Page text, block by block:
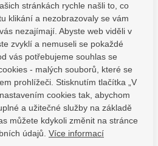
dotazy?
nás
stránkách rychle našli to, co
klikání a nezobrazovaly se vám
nezajímají. Abyste web viděli v
zvyklí a nemuseli se pokaždé
vás potřebujeme souhlas se
- malých souborů, které se
prohlížeči. Stisknutím tlačítka „V
cookies tak, abychom
a užitečné služby na základě
můžete kdykoli změnit na stránce
údajů. Více informací